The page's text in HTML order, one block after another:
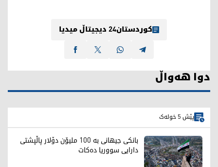
کوردستان24 دیجیتاڵ میدیا
دوا هەواڵ
پێش 5 خولەک
بانکی جیهانی بە 100 ملیۆن دۆلار پاڵپشتی
دارایی سووریا دەکات